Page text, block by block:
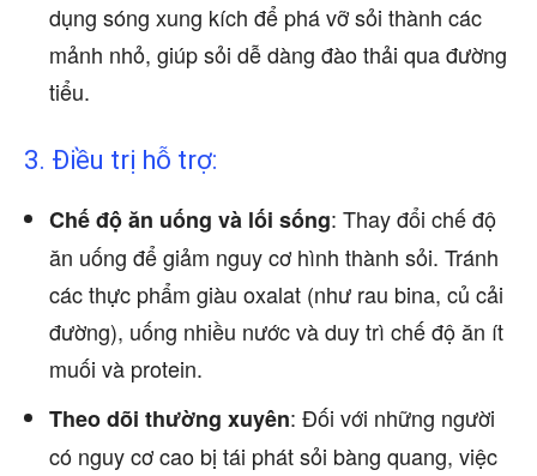
dụng sóng xung kích để phá vỡ sỏi thành các
mảnh nhỏ, giúp sỏi dễ dàng đào thải qua đường
tiểu.
3. Điều trị hỗ trợ:
Chế độ ăn uống và lối sống: Thay đổi chế độ
ăn uống để giảm nguy cơ hình thành sỏi. Tránh
các thực phẩm giàu oxalat (như rau bina, củ cải
đường), uống nhiều nước và duy trì chế độ ăn ít
muối và protein.
Theo dõi thường xuyên: Đối với những người
có nguy cơ cao bị tái phát sỏi bàng quang, việc